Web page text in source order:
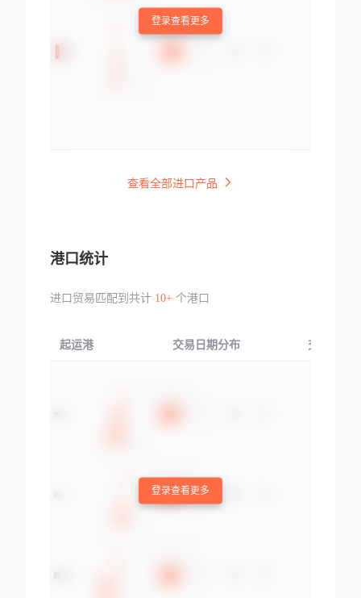
登录查看更多
查看全部进口产品
港口统计
进口贸易匹配到共计 10+个港口
起运港 交易日期分布 交易产品
登录查看更多